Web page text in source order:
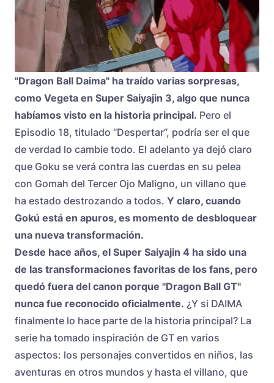
"Dragon Ball Daima" ha traído varias sorpresas,
como Vegeta en Super Saiyajin 3, algo que nunca
habíamos visto en la historia principal. Pero el
Episodio 18, titulado “Despertar”, podría ser el que
de verdad lo cambie todo. El adelanto ya dejó claro
que Goku se verá contra las cuerdas en su pelea
con Gomah del Tercer Ojo Maligno, un villano que
ha estado destrozando a todos. Y claro, cuando
Gokú está en apuros, es momento de desbloquear
una nueva transformación.
Desde hace años, el Super Saiyajin 4 ha sido una
de las transformaciones favoritas de los fans, pero
quedó fuera del canon porque "Dragon Ball GT"
nunca fue reconocido oficialmente. ¿Y si DAIMA
finalmente lo hace parte de la historia principal? La
serie ha tomado inspiración de GT en varios
aspectos: los personajes convertidos en niños, las
aventuras en otros mundos y hasta el villano, que